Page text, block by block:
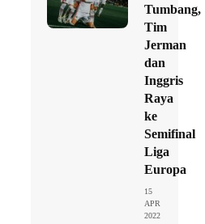
Tumbang,
Tim
Jerman
dan
Inggris
Raya
ke
Semifinal
Liga
Europa
15
APR
2022